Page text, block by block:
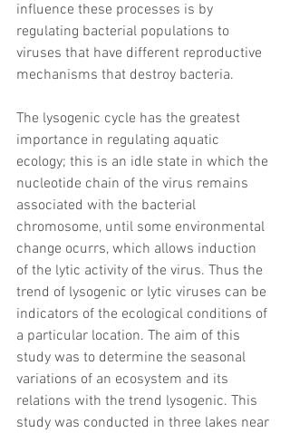
influence these processes is by
regulating bacterial populations to
viruses that have different reproductive
mechanisms that destroy bacteria.
The lysogenic cycle has the greatest
importance in regulating aquatic
ecology; this is an idle state in which the
nucleotide chain of the virus remains
associated with the bacterial
chromosome, until some environmental
change ocurrs, which allows induction
of the lytic activity of the virus. Thus the
trend of lysogenic or lytic viruses can be
indicators of the ecological conditions of
a particular location. The aim of this
study was to determine the seasonal
variations of an ecosystem and its
relations with the trend lysogenic. This
study was conducted in three lakes near